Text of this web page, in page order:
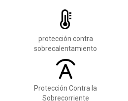
protección contra
sobrecalentamiento
Protección Contra la
Sobrecorriente